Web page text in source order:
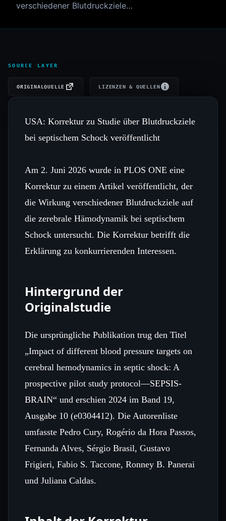
verschiedener Blutdruckziele…
SOURCE LAYER
ORIGINALQUELLE LIZENZEN & QUELLEN
USA: Korrektur zu Studie über Blutdruckziele
bei septischem Schock veröffentlicht
Am 2. Juni 2026 wurde in PLOS ONE eine
Korrektur zu einem Artikel veröffentlicht, der
die Wirkung verschiedener Blutdruckziele auf
die zerebrale Hämodynamik bei septischem
Schock untersucht. Die Korrektur betrifft die
Erklärung zu konkurrierenden Interessen.
Hintergrund der
Originalstudie
Die ursprüngliche Publikation trug den Titel
„Impact of different blood pressure targets on
cerebral hemodynamics in septic shock: A
prospective pilot study protocol—SEPSIS-
BRAIN“ und erschien 2024 im Band 19,
Ausgabe 10 (e0304412). Die Autorenliste
umfasste Pedro Cury, Rogério da Hora Passos,
Fernanda Alves, Sérgio Brasil, Gustavo
Frigieri, Fabio S. Taccone, Ronney B. Panerai
und Juliana Caldas.